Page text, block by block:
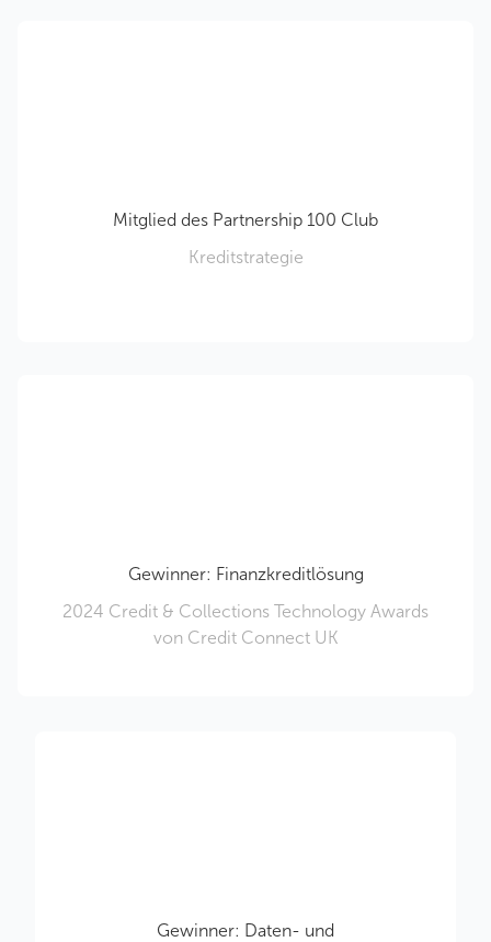
Mitglied des Partnership 100 Club
Kreditstrategie
Gewinner: Finanzkreditlösung
2024 Credit & Collections Technology Awards
von Credit Connect UK
Gewinner: Daten- und